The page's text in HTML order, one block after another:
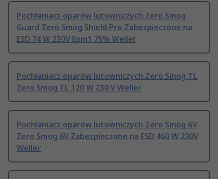
Pochłaniacz oparów lutowniczych Zero Smog
Guard Zero Smog Shield Pro Zabezpieczone na
ESD 74 W 230V Epm1 75% Weller
Pochłaniacz oparów lutowniczych Zero Smog TL
Zero Smog TL 120 W 230 V Weller
Pochłaniacz oparów lutowniczych Zero Smog 6V
Zero Smog 6V Zabezpieczone na ESD 460 W 230V
Weller